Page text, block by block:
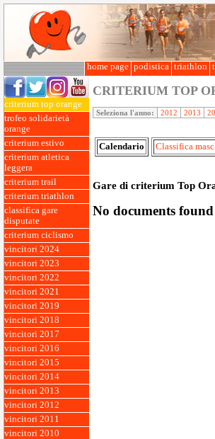
home page podistica triathlon
criterium top orange
trofeo solidarietà
orange
criterium estivo
criterium atletica
leggera
criterium trail
criterium triathlon
classifica gare
disputate
criterium ciclismo
vincitori 2024
vincitori 2023
vincitori 2022
vincitori 2021
vincitori 2019
vincitori 2018
vincitori 2017
vincitori 2016
vincitori 2015
vincitori 2014
vincitori 2013
vincitori 2012
vincitori 2011
vincitori 2010
CRITERIUM TOP
Seleziona l'anno: 2012 2013
Calendario Classifica
Gare di criterium Top
No documents found